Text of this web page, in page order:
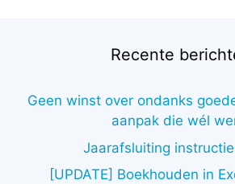
Recente
Geen winst over ondanks
aanpak die wél
Jaarafsluiting
[UPDATE] Boekhouden in